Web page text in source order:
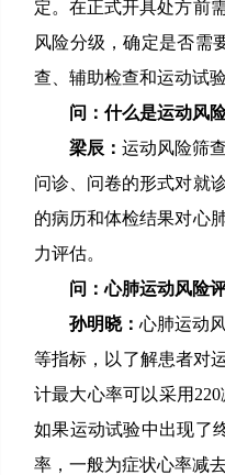
定。在正式开具处方前
风险分级，确定是否需
查、辅助检查和运动试
问：什么是运动风
梁辰： 运动风险筛
问诊、问卷的形式对就
的病历和体检结果对心
力评估。
问：心肺运动风险
孙明晓：心肺运动
等指标，以了解患者对
计最大心率可以采用
如果运动试验中出现了
率，一般为症状心率减去